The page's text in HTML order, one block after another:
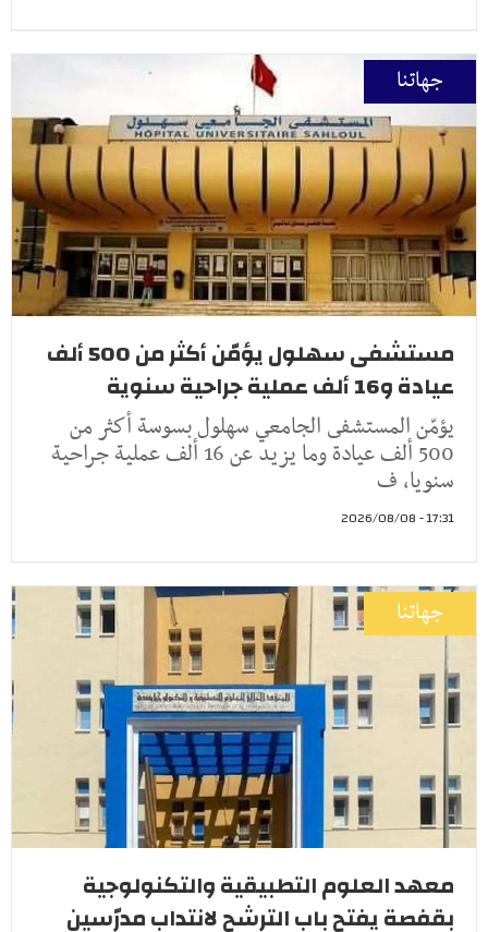
جهاتنا
مستشفى سهلول يؤمّن أكثر من 500 ألف
عيادة و16 ألف عملية جراحية سنوية
يؤمّن المستشفى الجامعي سهلول بسوسة أكثر من
500 ألف عيادة وما يزيد عن 16 ألف عملية جراحية
سنويا، ف
17:31 - 2026/08/08
جهاتنا
معهد العلوم التطبيقية والتكنولوجية
بقفصة يفتح باب الترشح لانتداب مدرّسين